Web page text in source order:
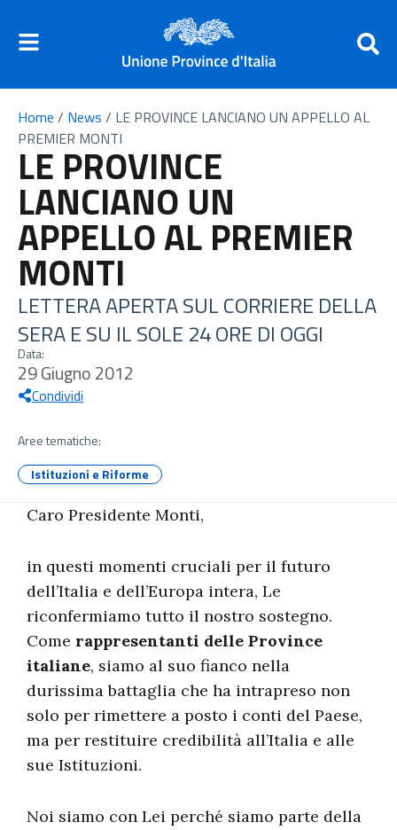
Home / News / LE PROVINCE LANCIANO UN APPELLO AL
PREMIER MONTI
LE PROVINCE
LANCIANO UN
APPELLO AL PREMIER
MONTI
LETTERA APERTA SUL CORRIERE DELLA
SERA E SU IL SOLE 24 ORE DI OGGI
Data:
29 Giugno 2012
Condividi
Aree tematiche:
Istituzioni e Riforme
Caro Presidente Monti,
in questi momenti cruciali per il futuro
dell’Italia e dell’Europa intera, Le
riconfermiamo tutto il nostro sostegno.
Come rappresentanti delle Province
italiane, siamo al suo fianco nella
durissima battaglia che ha intrapreso non
solo per rimettere a posto i conti del Paese,
ma per restituire credibilità all’Italia e alle
sue Istituzioni.
Noi siamo con Lei perché siamo parte della